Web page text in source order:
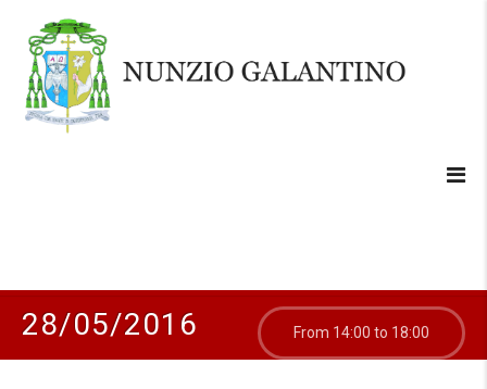
28/05/2016 From 14:00 to 18:00